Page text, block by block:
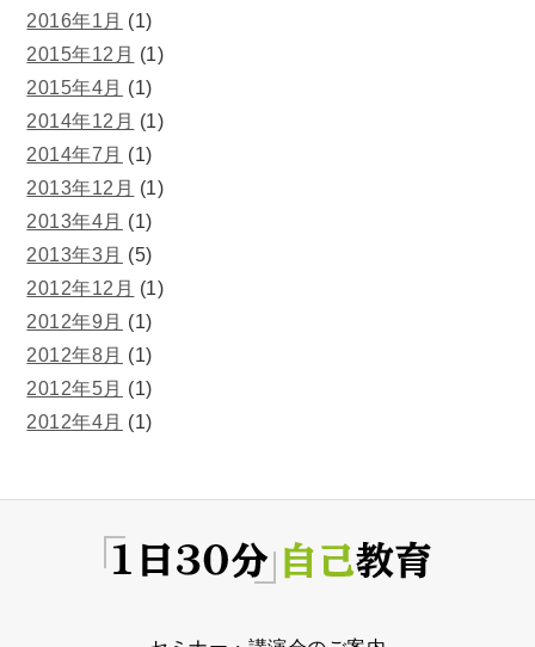
2016年1月 (1)
2015年12月 (1)
2015年4月 (1)
2014年12月 (1)
2014年7月 (1)
2013年12月 (1)
2013年4月 (1)
2013年3月 (5)
2012年12月 (1)
2012年9月 (1)
2012年8月 (1)
2012年5月 (1)
2012年4月 (1)